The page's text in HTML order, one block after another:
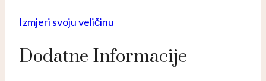
Izmjeri svoju veličinu
Dodatne Informacije